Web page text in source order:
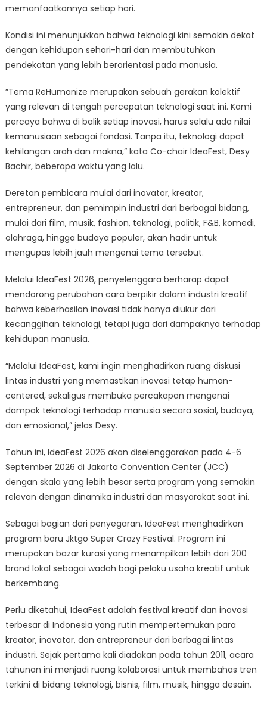
memanfaatkannya setiap hari.
Kondisi ini menunjukkan bahwa teknologi kini semakin dekat
dengan kehidupan sehari-hari dan membutuhkan
pendekatan yang lebih berorientasi pada manusia.
”Tema ReHumanize merupakan sebuah gerakan kolektif
yang relevan di tengah percepatan teknologi saat ini. Kami
percaya bahwa di balik setiap inovasi, harus selalu ada nilai
kemanusiaan sebagai fondasi. Tanpa itu, teknologi dapat
kehilangan arah dan makna,” kata Co-chair IdeaFest, Desy
Bachir, beberapa waktu yang lalu.
Deretan pembicara mulai dari inovator, kreator,
entrepreneur, dan pemimpin industri dari berbagai bidang,
mulai dari film, musik, fashion, teknologi, politik, F&B, komedi,
olahraga, hingga budaya populer, akan hadir untuk
mengupas lebih jauh mengenai tema tersebut.
Melalui IdeaFest 2026, penyelenggara berharap dapat
mendorong perubahan cara berpikir dalam industri kreatif
bahwa keberhasilan inovasi tidak hanya diukur dari
kecanggihan teknologi, tetapi juga dari dampaknya terhadap
kehidupan manusia.
“Melalui IdeaFest, kami ingin menghadirkan ruang diskusi
lintas industri yang memastikan inovasi tetap human-
centered, sekaligus membuka percakapan mengenai
dampak teknologi terhadap manusia secara sosial, budaya,
dan emosional,” jelas Desy.
Tahun ini, IdeaFest 2026 akan diselenggarakan pada 4-6
September 2026 di Jakarta Convention Center (JCC)
dengan skala yang lebih besar serta program yang semakin
relevan dengan dinamika industri dan masyarakat saat ini.
Sebagai bagian dari penyegaran, IdeaFest menghadirkan
program baru Jktgo Super Crazy Festival. Program ini
merupakan bazar kurasi yang menampilkan lebih dari 200
brand lokal sebagai wadah bagi pelaku usaha kreatif untuk
berkembang.
Perlu diketahui, IdeaFest adalah festival kreatif dan inovasi
terbesar di Indonesia yang rutin mempertemukan para
kreator, inovator, dan entrepreneur dari berbagai lintas
industri. Sejak pertama kali diadakan pada tahun 2011, acara
tahunan ini menjadi ruang kolaborasi untuk membahas tren
terkini di bidang teknologi, bisnis, film, musik, hingga desain.